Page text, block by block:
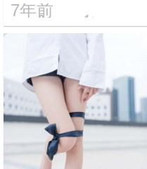
7年前
19 31216